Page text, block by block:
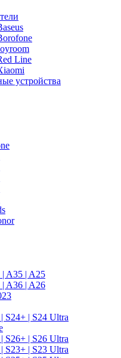
Line
устройства
A35 | A25
A36 | A26
S24+ | S24 Ultra
S26+ | S26 Ultra
S23+ | S23 Ultra